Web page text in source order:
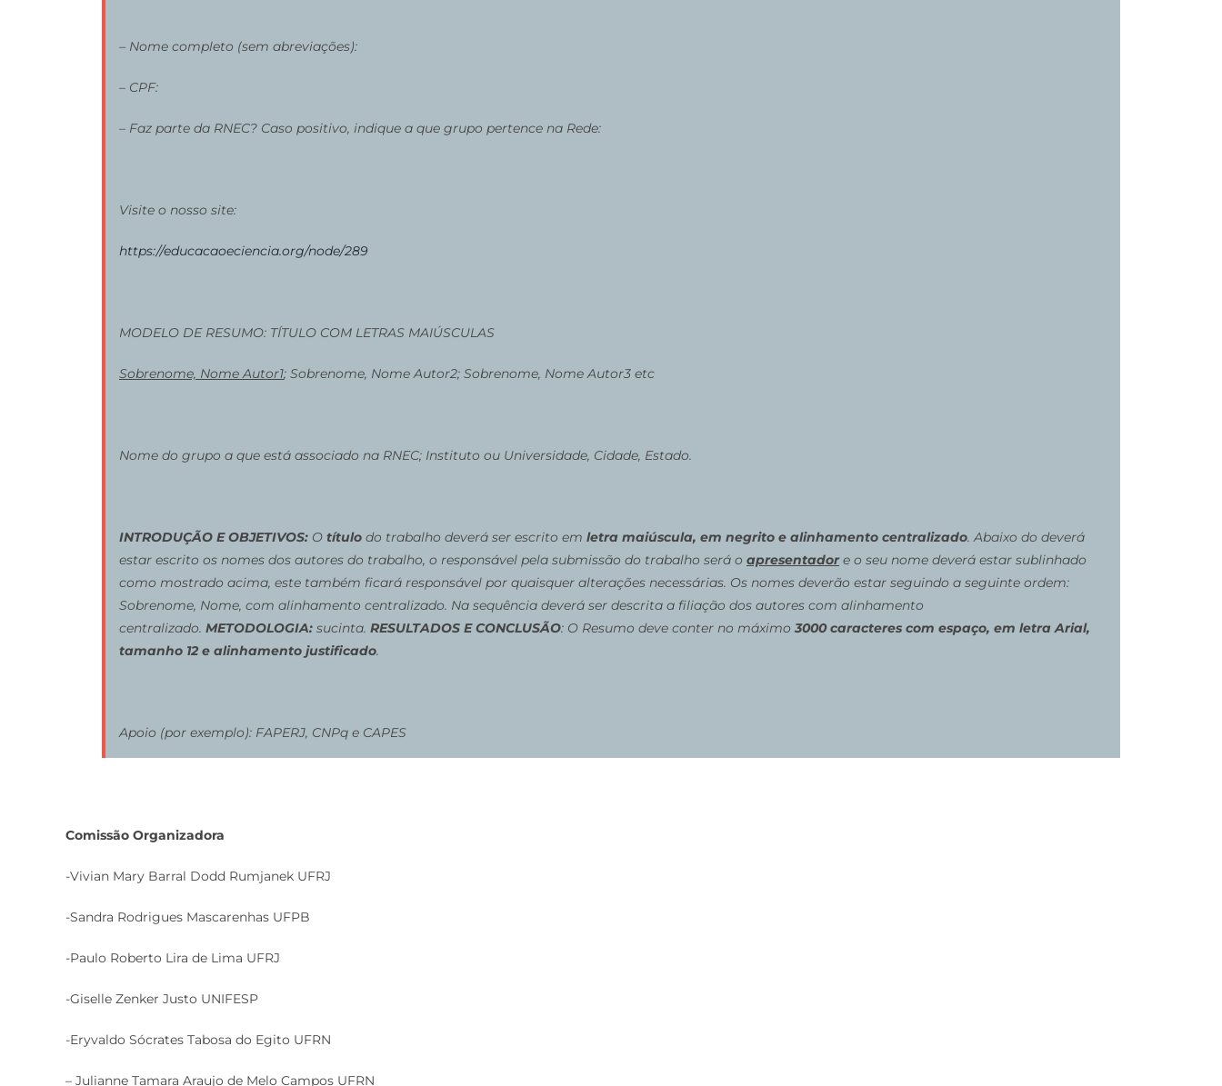
– Nome completo (sem abreviações):
– CPF:
– Faz parte da RNEC? Caso positivo, indique a que grupo pertence na Rede:
Visite o nosso site:
https://educacaoeciencia.org/node/289
MODELO DE RESUMO: TÍTULO COM LETRAS MAIÚSCULAS
Sobrenome, Nome Autor1; Sobrenome, Nome Autor2; Sobrenome, Nome Autor3 etc
Nome do grupo a que está associado na RNEC; Instituto ou Universidade, Cidade, Estado.
INTRODUÇÃO E OBJETIVOS: O título do trabalho deverá ser escrito em letra maiúscula, em negrito e alinhamento centralizado. Abaixo do deverá
estar escrito os nomes dos autores do trabalho, o responsável pela submissão do trabalho será o apresentadore o seu nome deverá estar sublinhado
como mostrado acima, este também ficará responsável por quaisquer alterações necessárias. Os nomes deverão estar seguindo a seguinte ordem:
Sobrenome, Nome, com alinhamento centralizado. Na sequência deverá ser descrita a filiação dos autores com alinhamento
centralizado. METODOLOGIA: sucinta. RESULTADOS E CONCLUSÃO: O Resumo deve conter no máximo 3000 caracteres com espaço, em letra Arial,
tamanho 12 e alinhamento justificado.
Apoio (por exemplo): FAPERJ, CNPq e CAPES
Comissão Organizadora
-Vivian Mary Barral Dodd Rumjanek UFRJ
-Sandra Rodrigues Mascarenhas UFPB
-Paulo Roberto Lira de Lima UFRJ
-Giselle Zenker Justo UNIFESP
-Eryvaldo Sócrates Tabosa do Egito UFRN
– Julianne Tamara Araujo de Melo Campos UFRN